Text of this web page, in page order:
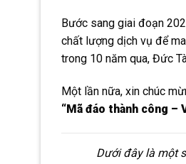
Bước sang giai đoạn
chất lượng dịch vụ để
trong 10 năm qua, Đức
Một lần nữa, xin chúc
“Mã đáo thành công –
Dưới đây là một